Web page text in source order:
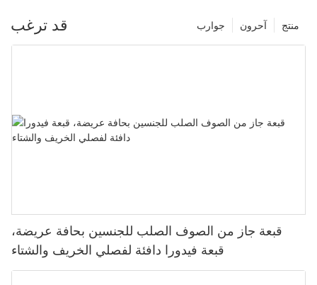
قد ترغب منتج آحرون جوارب
قبعة جاز من الصوف الصلب للجنسين بحافة عريضة،
قبعة فيدورا دافئة لفصلي الخريف والشتاء